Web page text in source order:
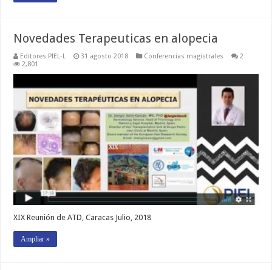
Novedades Terapeuticas en alopecia
Editores PIEL-L 31 agosto 2018 Conferencias magistrales
2
2,801
XIX Reunión de ATD, Caracas Julio, 2018
Ampliar »